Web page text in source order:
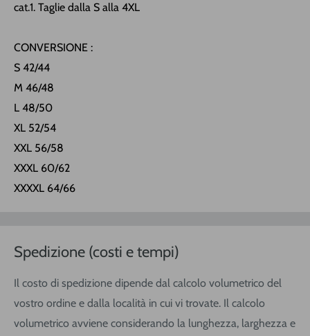
cat.1. Taglie dalla S alla 4XL
CONVERSIONE :
S 42/44
M 46/48
L 48/50
XL 52/54
XXL 56/58
XXXL 60/62
XXXXL 64/66
Spedizione (costi e tempi)
Il costo di spedizione dipende dal calcolo volumetrico del
vostro ordine e dalla località in cui vi trovate. Il calcolo
volumetrico avviene considerando la lunghezza, larghezza e